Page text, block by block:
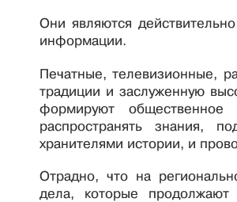
Они являются
информации.
Печатные, телевизионные,
традиции и заслуженную
формируют общественное
распространять знания,
хранителями истории, и
Отрадно, что на
дела, которые продолжают